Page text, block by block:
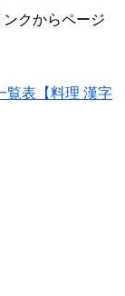
ンクからページ
覧表【料理 漢字